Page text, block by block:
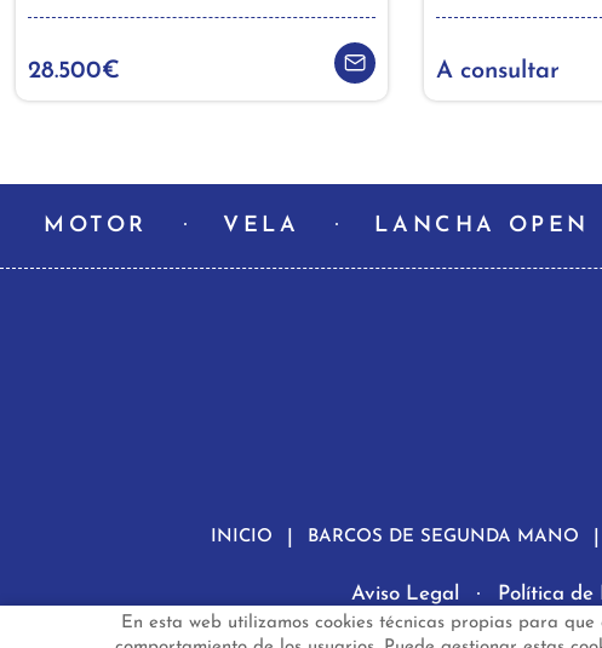
28.500€ A consultar
En esta web utilizamos cookies técnicas propias para
MOTOR VELA LANCHA OPEN
INICIO BARCOS DE SEGUNDA MANO
Aviso Legal Política